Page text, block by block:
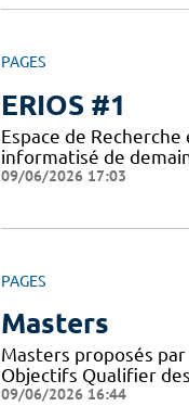
PAGES
ERIOS #1
Espace de
informatisé de
09/06/2026 17:03
PAGES
Masters
Masters proposés
Objectifs Qualifier
09/06/2026 16:44